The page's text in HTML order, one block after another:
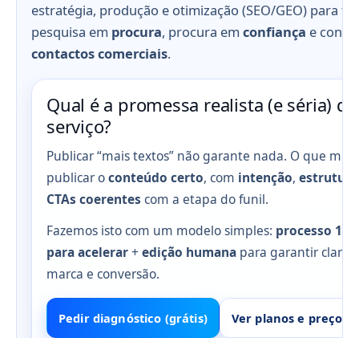
estratégia, produção e otimização (SEO/GEO) para
pesquisa em procura, procura em confiança e
contactos comerciais.
Qual é a promessa realista (e séria)
serviço?
Publicar “mais textos” não garante nada. O que
publicar oconteúdo certo, com intenção,
CTAs coerentes com a etapa do funil.
Fazemos isto com um modelo simples: processo
para acelerar+ edição humana para garantir
marca e conversão.
Pedir diagnóstico (grátis) Ver planos e preços